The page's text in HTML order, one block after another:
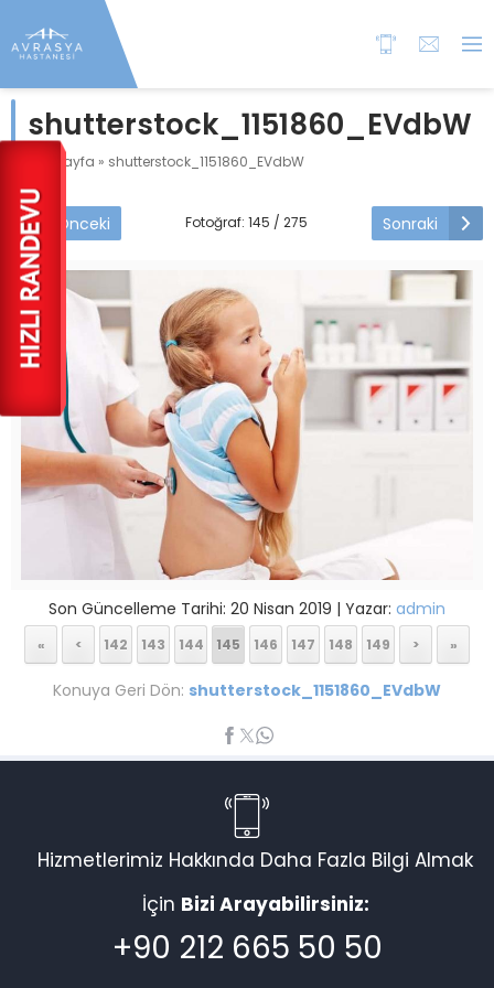
shutterstock_1151860_EVdbW
Anasayfa » shutterstock_1151860_EVdbW
Önceki Fotoğraf: 145 / 275 Sonraki
Son Güncelleme Tarihi: 20 Nisan 2019 | Yazar: admin
« < 142 143 144 145 146 147 148 149 > »
Konuya Geri Dön: shutterstock_1151860_EVdbW
Hizmetlerimiz Hakkında Daha Fazla Bilgi Almak
İçin Bizi Arayabilirsiniz:
+90 212 665 50 50